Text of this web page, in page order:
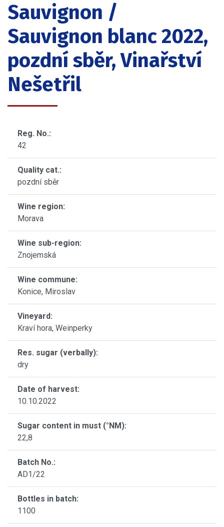
Sauvignon /
Sauvignon blanc 2022,
pozdní sběr, Vinařství
Nešetřil
Reg. No.:
42
Quality cat.:
pozdní sběr
Wine region:
Morava
Wine sub-region:
Znojemská
Wine commune:
Konice, Miroslav
Vineyard:
Kraví hora, Weinperky
Res. sugar (verbally):
dry
Date of harvest:
10.10.2022
Sugar content in must (°NM):
22,8
Batch No.:
AD1/22
Bottles in batch:
1100